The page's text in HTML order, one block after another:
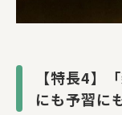
【特長4】
にも予習に